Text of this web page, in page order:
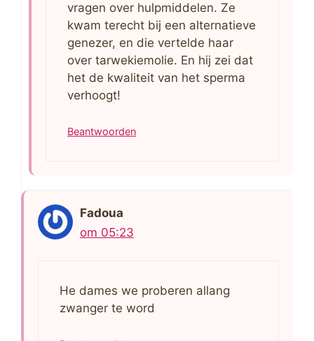
vragen over hulpmiddelen. Ze
kwam terecht bij een alternatieve
genezer, en die vertelde haar
over tarwekiemolie. En hij zei dat
het de kwaliteit van het sperma
verhoogt!
Beantwoorden
Fadoua
om 05:23
He dames we proberen allang
zwanger te word